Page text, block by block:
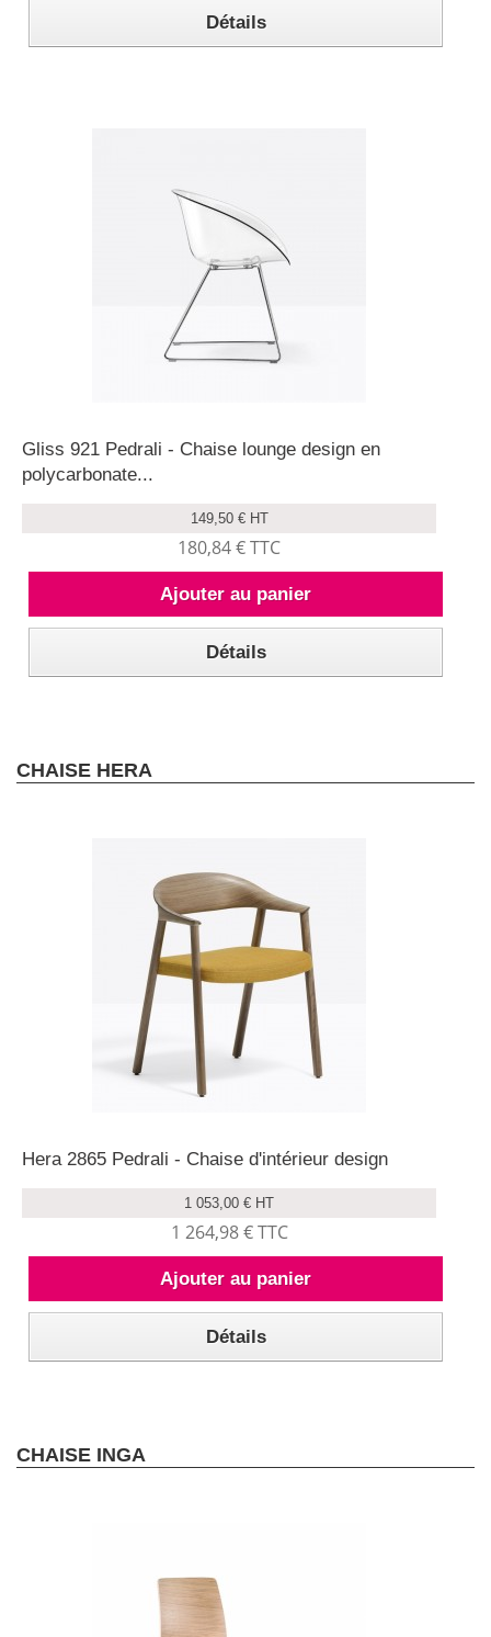
Détails
Gliss 921 Pedrali - Chaise lounge design en
polycarbonate...
149,50 € HT
180,84 € TTC
Ajouter au panier
Détails
CHAISE HERA
Hera 2865 Pedrali - Chaise d'intérieur design
1 053,00 € HT
1 264,98 € TTC
Ajouter au panier
Détails
CHAISE INGA